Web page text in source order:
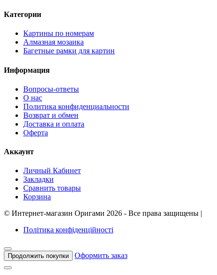
Категории
Картины по номерам
Алмазная мозаика
Багетные рамки для картин
Информация
Вопросы-ответы
О нас
Политика конфиденциальности
Возврат и обмен
Доставка и оплата
Оферта
Аккаунт
Личный Кабинет
Закладки
Сравнить товары
Корзина
© Интернет-магазин Оригами 2026 - Все права защищены
Політика конфіденційності
Продолжить покупки Оформить заказ